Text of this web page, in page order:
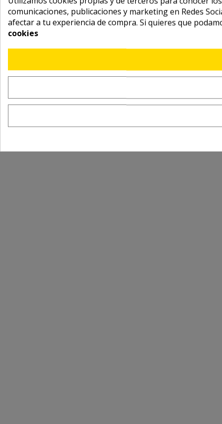
comunicaciones, publicaciones y marketing en Redes
afectar a tu experiencia de compra. Si quieres que
cookies